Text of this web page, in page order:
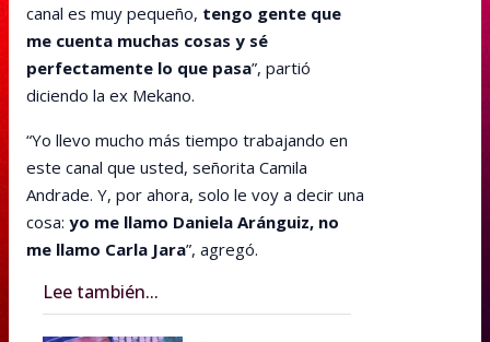
canal es muy pequeño, tengo gente que
me cuenta muchas cosas y sé
perfectamente lo que pasa”, partió
diciendo la ex Mekano.
“Yo llevo mucho más tiempo trabajando en
este canal que usted, señorita Camila
Andrade. Y, por ahora, solo le voy a decir una
cosa: yo me llamo Daniela Aránguiz, no
me llamo Carla Jara”, agregó.
Lee también...